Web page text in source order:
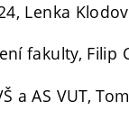
Lenka
fakulty, Filip
a AS VUT,